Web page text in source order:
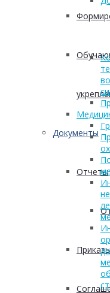
Документы
Отчеты